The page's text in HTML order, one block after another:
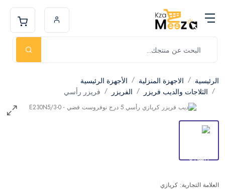
الرئيسية الاجهزة المنزلية
الأجهزة الرئيسية
الثلاجات والديب فريزر
الفريزر فريزر رأسي
العلامة التجارية: كريازي